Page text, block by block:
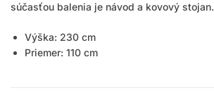
súčasťou balenia je návod a kovový stojan.
Výška: 230 cm
Priemer: 110 cm